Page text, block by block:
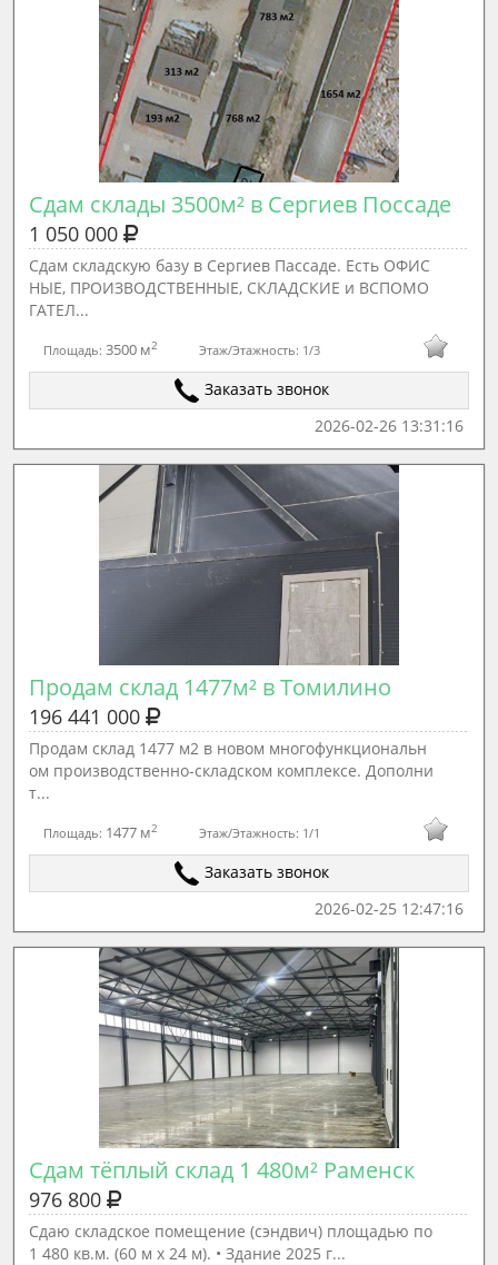
Сдам склады 3500м² в Сергиев Поссаде
1 050 000
Сдам складскую базу в Сергиев Пассаде. Есть ОФИС
НЫЕ, ПРОИЗВОДСТВЕННЫЕ, СКЛАДСКИЕ и ВСПОМО
ГАТЕЛ...
Площадь:3500 м2 Этаж/Этажность: 1/3
Заказать звонок
2026-02-26 13:31:16
Продам склад 1477м² в Томилино
196 441 000
Продам склад 1477 м2 в новом многофункциональн
ом производственно-складском комплексе. Дополни
т...
Площадь: 1477 м2 Этаж/Этажность: 1/1
Заказать звонок
2026-02-25 12:47:16
Сдам тёплый склад 1 480м² Раменск
976 800
Сдаю складское помещение (сэндвич) площадью по
1 480 кв.м. (60 м х 24 м). • Здание 2025 г...